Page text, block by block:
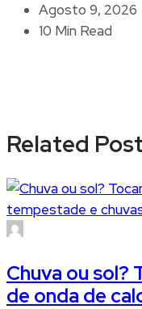
Agosto 9, 2026
10 Min Read
Related
Chuva ou sol?
de onda de